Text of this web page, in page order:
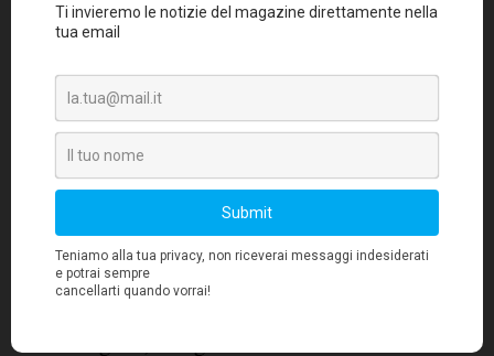
Certamente investire in
cultura e strumenti di comunicazione
manageriale , abbandonare il metodo top-